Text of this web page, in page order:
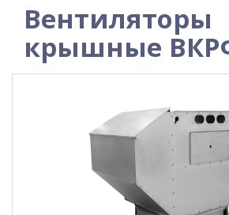
Вентиляторы
крышные